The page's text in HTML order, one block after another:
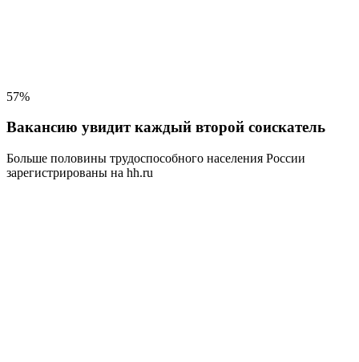
57%
Вакансию увидит каждый второй соискатель
Больше половины трудоспособного населения России
зарегистрированы на hh.ru